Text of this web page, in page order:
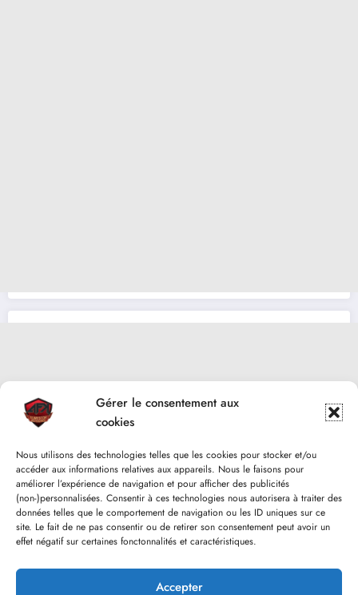
Gérer le consentement aux
cookies
Nous utilisons des technologies telles que les cookies pour stocker et/ou
accéder aux informations relatives aux appareils. Nous le faisons pour
améliorer l’expérience de navigation et pour afficher des publicités
(non-)personnalisées. Consentir à ces technologies nous autorisera à traiter des
données telles que le comportement de navigation ou les ID uniques sur ce
site. Le fait de ne pas consentir ou de retirer son consentement peut avoir un
effet négatif sur certaines fonctonnalités et caractéristiques.
Accepter